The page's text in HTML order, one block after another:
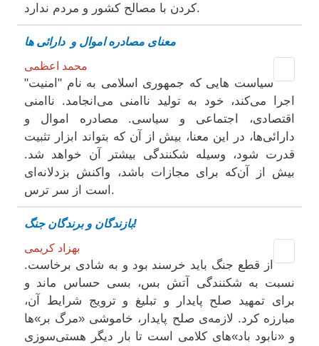
کردن با مصالح کشور و مردم ندارد.
معنای مصادره اموال و دارائی ها
محمد اعظمی
سیاست ‌هایی که جمهوری اسلامی به نام "امنیت"
اجرا می‌‌کند، خود به تولید ناامنی می‌انجامد. ناامنی
اقتصادی، اجتماعی و سیاسی. مصادره اموال و
دارائی‌ها، در این معنا، بیش از آن‌ که بتواند ابزار تثبیت
قدرت شود، وسیله شکنندگی بیشتر آن خواهد شد.
بیش از آن‌‌که برای مجازات باشد، واکنش بزدلانه‌ای
است از سر ترس.
بازندگان و برندگان جنگ!
بهزاد کریمی
از قطع جنگ باید خرسند بود و به شادی برخاست.
نسبت به شکنندگی‌ آتش بس، بسی حساس ماند و
برای تمهید صلح پایدار و تبلیغ و ترویج شرایط آن‌،
مبارزه کرد. لازمه‌ی صلح پایدار، خاموشی «مرگ بر»ها
و «نابود باد»های کلامی است تا بار دیگر هستی‌سوزی‌